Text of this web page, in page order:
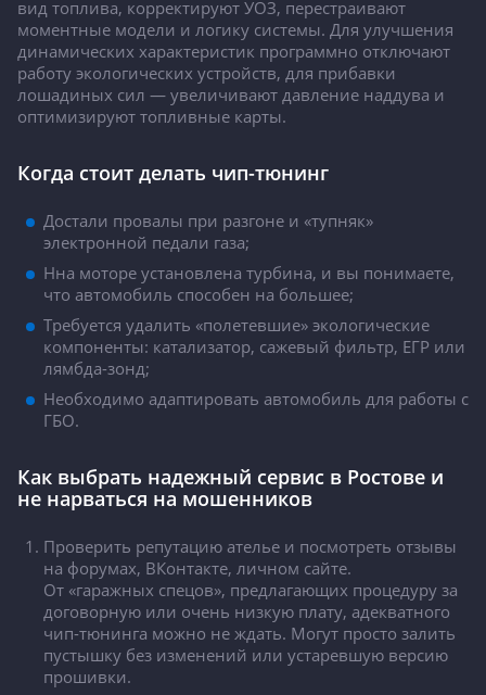
вид топлива, корректируют УОЗ, перестраивают
моментные модели и логику системы. Для улучшения
динамических характеристик программно отключают
работу экологических устройств, для прибавки
лошадиных сил — увеличивают давление наддува и
оптимизируют топливные карты.
Когда стоит делать чип-тюнинг
Достали провалы при разгоне и «тупняк»
электронной педали газа;
Нна моторе установлена турбина, и вы понимаете,
что автомобиль способен на большее;
Требуется удалить «полетевшие» экологические
компоненты: катализатор, сажевый фильтр, ЕГР или
лямбда-зонд;
Необходимо адаптировать автомобиль для работы с
ГБО.
Как выбрать надежный сервис в Ростове и
не нарваться на мошенников
Проверить репутацию ателье и посмотреть отзывы
на форумах, ВКонтакте, личном сайте.
От «гаражных спецов», предлагающих процедуру за
договорную или очень низкую плату, адекватного
чип-тюнинга можно не ждать. Могут просто залить
пустышку без изменений или устаревшую версию
прошивки.